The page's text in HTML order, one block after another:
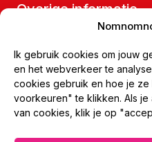
Ik gebruik cookies om jouw
en het webverkeer te
cookies gebruik en hoe je
voorkeuren" te klikken. Als
van cookies, klik je op
Overige informatie
Veelgestelde vragen
Blog
WordPress webdesign Hoorn